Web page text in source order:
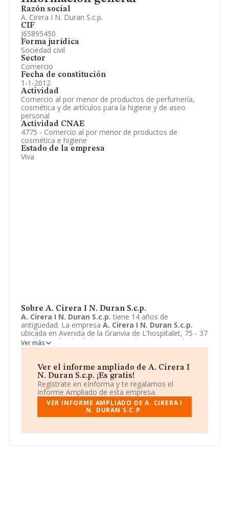
Razón social
A. Cirera I N. Duran S.c.p.
CIF
J65895450
Forma jurídica
Sociedad civil
Sector
Comercio
Fecha de constitución
1-1-2012
Actividad
Comercio al por menor de productos de perfumería,
cosmética y de artículos para la higiene y de aseo
personal
Actividad CNAE
4775 - Comercio al por menor de productos de
cosmética e higiene
Estado de la empresa
Viva
Sobre A. Cirera I N. Duran S.c.p.
A. Cirera I N. Duran S.c.p. tiene 14 años de
antigüedad. La empresa A. Cirera I N. Duran S.c.p.
ubicada en Avenida de la Granvia de L'hospitalet, 75 - 37
A, L'hospitalet de Llobregat, Barcelona. Su actividad
CNAE está definida como 4775 - Comercio al por menor
A. Cirera I N. Duran S.c.p.es Sociedad civil.
Ver más
Ver el informe ampliado de A. Cirera I
N. Duran S.c.p. ¡Es gratis!
Regístrate en eInforma y te regalamos el
Informe Ampliado de esta empresa.
VER INFORME AMPLIADO DE A. CIRERA I
N. DURAN S.C.P.